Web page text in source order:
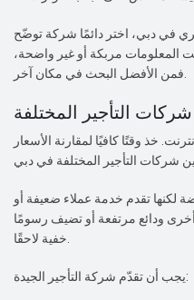
في دبي، اختر دائمًا شركة توضّح
المعلومات مربكة أو غير واضحة،
فمن الأفضل البحث في مكان آخر.
التأجير المختلفة
خذ وقتًا كافيًا لمقارنة الأسعار
لكنها تقدم خدمة عملاء ضعيفة أو
ودائع مرتفعة أو تضيف رسومًا
خفية لاحقًا.
يجب أن تقدّم شركة التأجير الجيدة: